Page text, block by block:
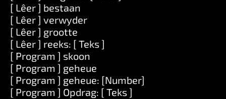
[ Lêer ] bestaan
[ Lêer ] verwyder
[ Lêer ] grootte
[ Lêer ] reeks: [ Teks ]
[ Program ] skoon
[ Program ] geheue
[ Program ] geheue: [Number]
[ Program ] Opdrag: [ Teks ]